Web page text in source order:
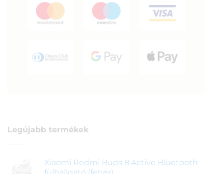
Legújabb termékek
Xiaomi Redmi Buds 8 Active Bluetooth